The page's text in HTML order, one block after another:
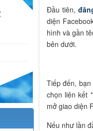
Đầu tiên,
diện
hình và gần
bên dưới.
Tiếp đến,
chọn liên kết
mở giao diện
Nếu như lần